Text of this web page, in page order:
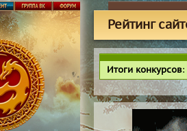
Рейтинг
Итоги конкурсов